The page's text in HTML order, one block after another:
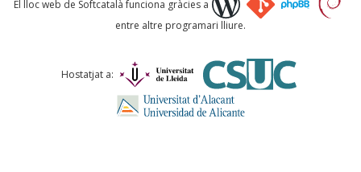
Comentari *
El lloc web de Softcatalà funciona gràcies a
entre altre programari lliure.
Hostatjat a: